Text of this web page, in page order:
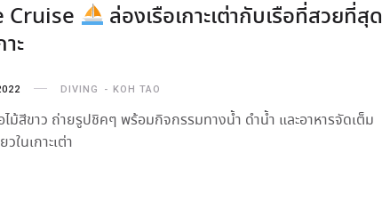
Cruise
ล่องเรือเกาะเต่ากับเรือที่สวยที่สุด
ะ
DIVING KOH TAO
ไม้สีขาว ถ่ายรูปชิคๆ พร้อมกิจกรรมทางน้ำ ดำน้ำ และอาหารจัดเต็ม
ในเกาะเต่า